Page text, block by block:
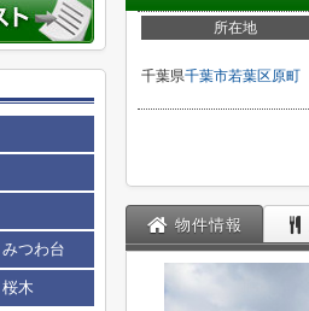
所在地
千葉県千葉市若葉区原町
物件情報
つわ台
木